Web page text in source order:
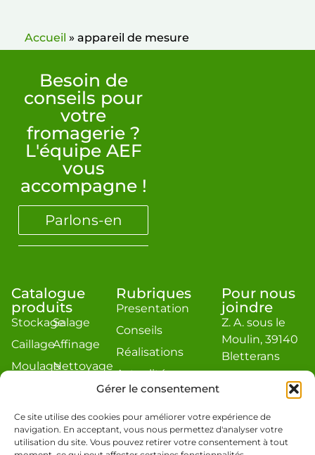
Gérer le consentement
Ce site utilise des cookies pour améliorer votre expérience de
navigation. En acceptant, vous nous permettez d'analyser votre
utilisation du site. Vous pouvez retirer votre consentement à tout
Accueil » appareil de mesure
Besoin de
conseils pour
votre
fromagerie ?
L'équipe AEF
vous
accompagne !
Parlons-en
Catalogue
produits
Stockage
Caillage
Moulage
Salage
Affinage
Nettoyage
Rubriques
Presentation
Conseils
Réalisations
Actualité
Estimation
Pour nous
joindre
Z. A. sous le
Moulin, 39140
Bletterans
jacquier.com
Téléphone : 03
84 48 19 86